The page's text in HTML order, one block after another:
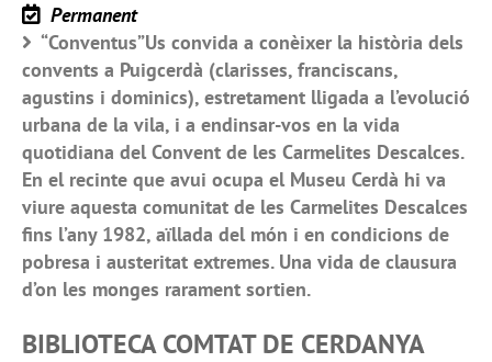
Permanent
“Conventus”Us convida a conèixer la història dels
convents a Puigcerdà (clarisses, franciscans,
agustins i dominics), estretament lligada a l’evolució
urbana de la vila, i a endinsar-vos en la vida
quotidiana del Convent de les Carmelites Descalces.
En el recinte que avui ocupa el Museu Cerdà hi va
viure aquesta comunitat de les Carmelites Descalces
fins l’any 1982, aïllada del món i en condicions de
pobresa i austeritat extremes. Una vida de clausura
d’on les monges rarament sortien.
BIBLIOTECA COMTAT DE CERDANYA